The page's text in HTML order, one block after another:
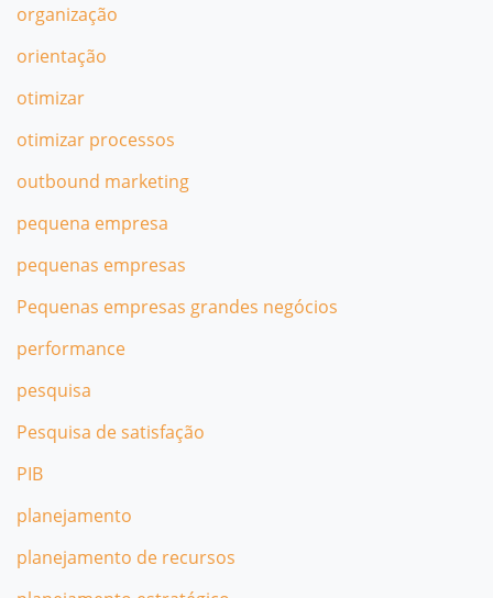
organização
orientação
otimizar
otimizar processos
outbound marketing
pequena empresa
pequenas empresas
Pequenas empresas grandes negócios
performance
pesquisa
Pesquisa de satisfação
PIB
planejamento
planejamento de recursos